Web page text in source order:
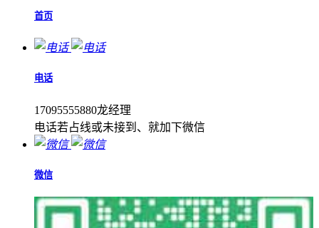
首页
电话
17095555880龙经理
电话若占线或未接到、就加下微信
微信